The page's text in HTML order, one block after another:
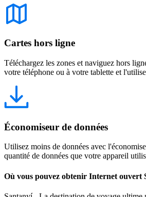
Cartes hors ligne
Téléchargez les zones et naviguez hors
votre téléphone ou à votre tablette et
Économiseur de données
Utilisez moins de données avec
quantité de données que votre appareil
Où vous pouvez obtenir Internet ouvert